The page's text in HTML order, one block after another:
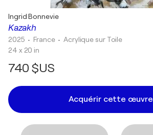
Kazakh
Ingrid Bonnevie
2025 • France •Acrylique sur Toile
24 x 20 in
740 $US
Acquérir cette œuvre